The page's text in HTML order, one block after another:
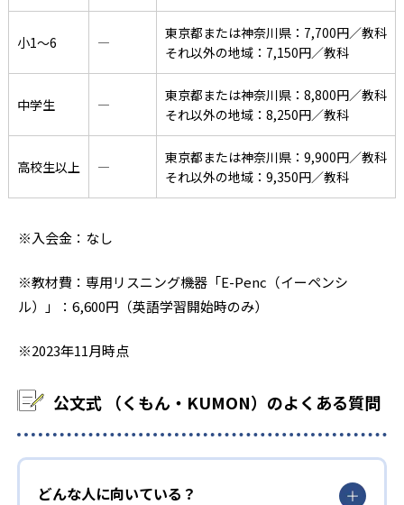
小1〜6 ―
東京都または神奈川県：7,700円／教科
それ以外の地域：7,150円／教科
中学生 ―
東京都または神奈川県：8,800円／教科
それ以外の地域：8,250円／教科
高校生以上 ―
東京都または神奈川県：9,900円／教科
それ以外の地域：9,350円／教科
※入会金：なし
※教材費：専用リスニング機器「E-Penc（イーペンシ
ル）」：6,600円（英語学習開始時のみ）
※2023年11月時点
公文式 （くもん・KUMON）のよくある質問
どんな人に向いている？